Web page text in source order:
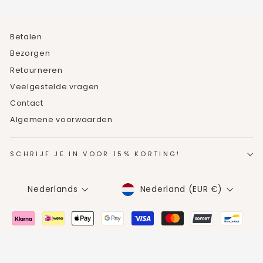
Betalen
Bezorgen
Retourneren
Veelgestelde vragen
Contact
Algemene voorwaarden
SCHRIJF JE IN VOOR 15% KORTING!
TAAL
Nederlands MUNTEENHEID
Nederland (EUR €)